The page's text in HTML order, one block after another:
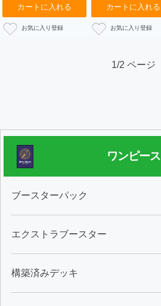
カートに入れる カートに入れる
1/2 ページ
ワンピース
ブースターパック
エクストラブースター
構築済みデッキ